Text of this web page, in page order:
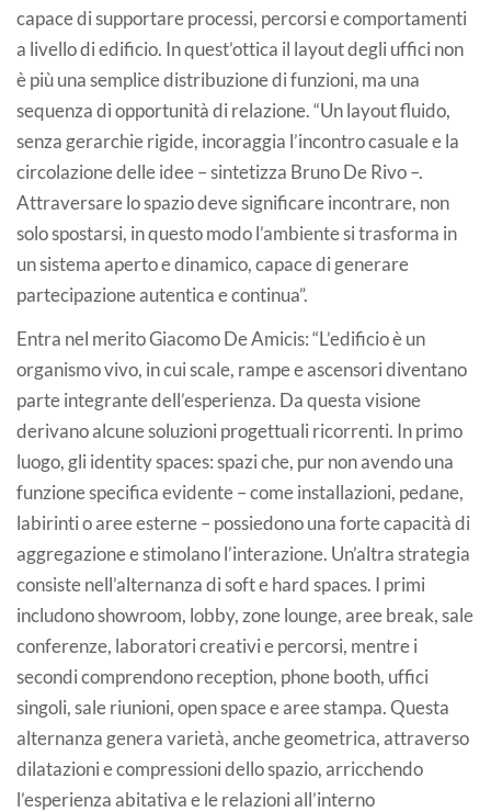
capace di supportare processi, percorsi e comportamenti
a livello di edificio. In quest’ottica il layout degli uffici non
è più una semplice distribuzione di funzioni, ma una
sequenza di opportunità di relazione. “Un layout fluido,
senza gerarchie rigide, incoraggia l’incontro casuale e la
circolazione delle idee – sintetizza Bruno De Rivo –.
Attraversare lo spazio deve significare incontrare, non
solo spostarsi, in questo modo l’ambiente si trasforma in
un sistema aperto e dinamico, capace di generare
partecipazione autentica e continua”.
Entra nel merito Giacomo De Amicis: “L’edificio è un
organismo vivo, in cui scale, rampe e ascensori diventano
parte integrante dell’esperienza. Da questa visione
derivano alcune soluzioni progettuali ricorrenti. In primo
luogo, gli identity spaces: spazi che, pur non avendo una
funzione specifica evidente – come installazioni, pedane,
labirinti o aree esterne – possiedono una forte capacità di
aggregazione e stimolano l’interazione. Un’altra strategia
consiste nell’alternanza di soft e hard spaces. I primi
includono showroom, lobby, zone lounge, aree break, sale
conferenze, laboratori creativi e percorsi, mentre i
secondi comprendono reception, phone booth, uffici
singoli, sale riunioni, open space e aree stampa. Questa
alternanza genera varietà, anche geometrica, attraverso
dilatazioni e compressioni dello spazio, arricchendo
l’esperienza abitativa e le relazioni all’interno